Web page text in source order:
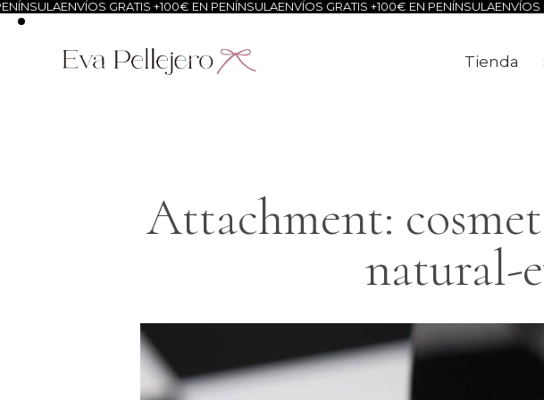
ENVÍOS GRATIS +100€ EN PENÍNSULA ENVÍOS GRATIS +100€ EN PENÍNSULA ENVÍOS
Tienda
Attachment:
natural-